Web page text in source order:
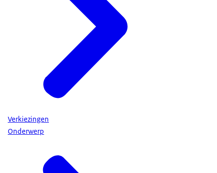
Verkiezingen
Onderwerp